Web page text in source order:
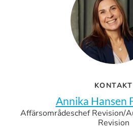
KONTAKT
Annika Hansen
Affärsområdeschef Revision/
Revision